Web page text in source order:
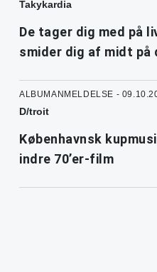
Takykardia
De tager dig med på
smider dig af midt på
ALBUMANMELDELSE -
D/troit
Københavnsk
indre 70’er-film